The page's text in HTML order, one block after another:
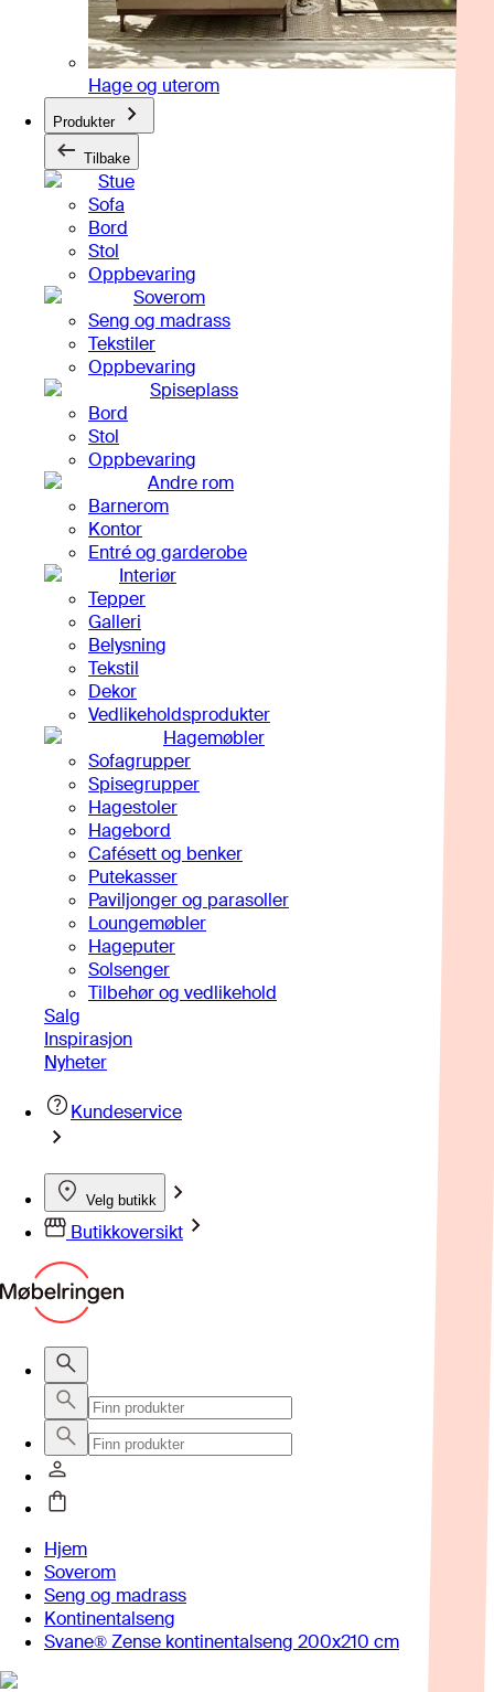
Hage og uterom
Produkter
Tilbake
Stue
Sofa
Bord
Stol
Oppbevaring
Soverom
Seng og madrass
Tekstiler
Oppbevaring
Spiseplass
Bord
Stol
Oppbevaring
Andre rom
Barnerom
Kontor
Entré og garderobe
Interiør
Tepper
Galleri
Belysning
Tekstil
Dekor
Vedlikeholdsprodukter
Hagemøbler
Sofagrupper
Spisegrupper
Hagestoler
Hagebord
Cafésett og benker
Putekasser
Paviljonger og parasoller
Loungemøbler
Hageputer
Solsenger
Tilbehør og vedlikehold
Salg
Inspirasjon
Nyheter
Kundeservice
Velg butikk
Butikkoversikt
Hjem
Soverom
Seng og madrass
Kontinentalseng
Svane® Zense kontinentalseng 200x210 cm